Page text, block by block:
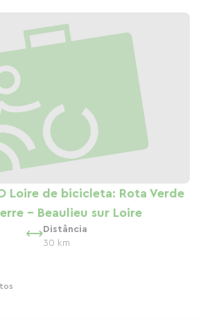
Loire de bicicleta: Rota Verde
- Beaulieu sur Loire
Distância
30 km